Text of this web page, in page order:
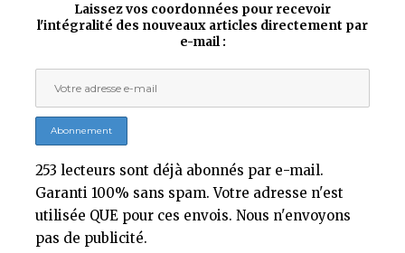
Laissez vos coordonnées pour recevoir
l'intégralité des nouveaux articles directement par
e-mail :
253 lecteurs sont déjà abonnés par e-mail.
Garanti 100% sans spam. Votre adresse n'est
utilisée QUE pour ces envois. Nous n'envoyons
pas de publicité.